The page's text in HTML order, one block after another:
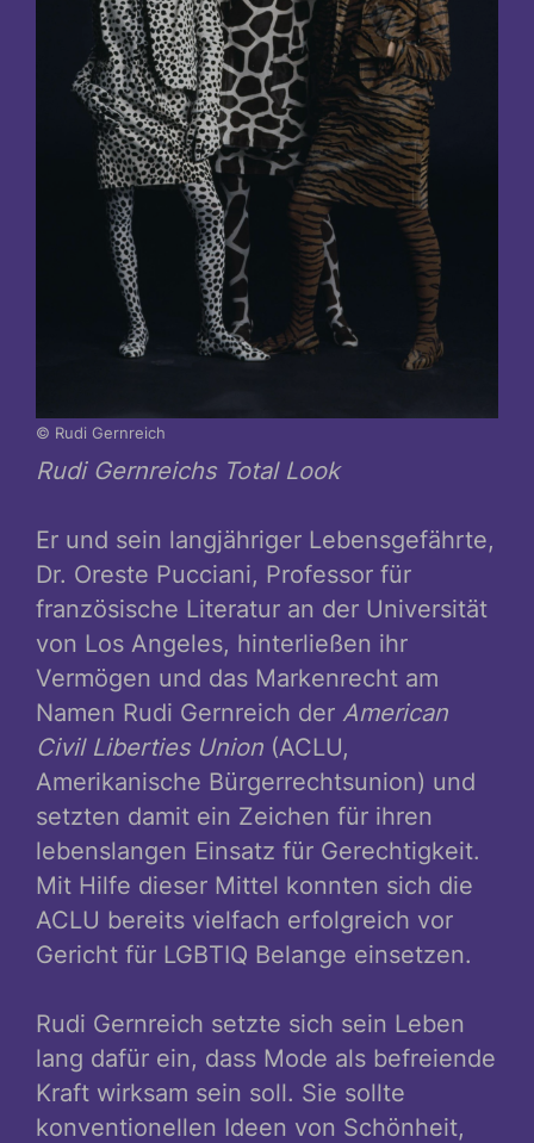
© Rudi Gernreich
Rudi Gernreichs Total Look
Er und sein langjähriger Lebensgefährte,
Dr. Oreste Pucciani, Professor für
französische Literatur an der Universität
von Los Angeles, hinterließen ihr
Vermögen und das Markenrecht am
Namen Rudi Gernreich der American
Civil Liberties Union (ACLU,
Amerikanische Bürgerrechtsunion) und
setzten damit ein Zeichen für ihren
lebenslangen Einsatz für Gerechtigkeit.
Mit Hilfe dieser Mittel konnten sich die
ACLU bereits vielfach erfolgreich vor
Gericht für LGBTIQ Belange einsetzen.
Rudi Gernreich setzte sich sein Leben
lang dafür ein, dass Mode als befreiende
Kraft wirksam sein soll. Sie sollte
konventionellen Ideen von Schönheit,